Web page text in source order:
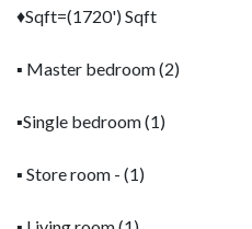
♦Sqft=(1720') Sqft
▪ Master bedroom (2)
▪Single bedroom (1)
▪ Store room - (1)